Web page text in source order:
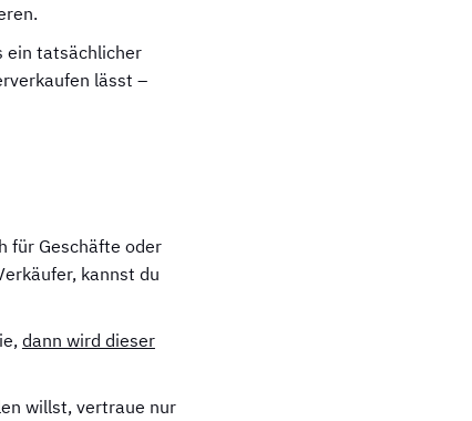
ein tatsächlicher
lässt –
für Geschäfte oder
kannst du
dann wird dieser
willst, vertraue nur